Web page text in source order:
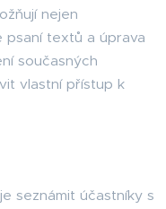
nejen
psaní textů a úprava
současných
vlastní přístup k
seznámit účastníky s